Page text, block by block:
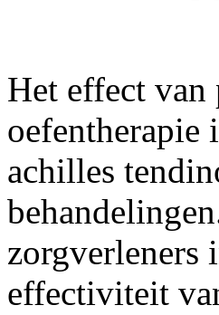
Het effect van
achilles
zorgverleners
effectiviteit